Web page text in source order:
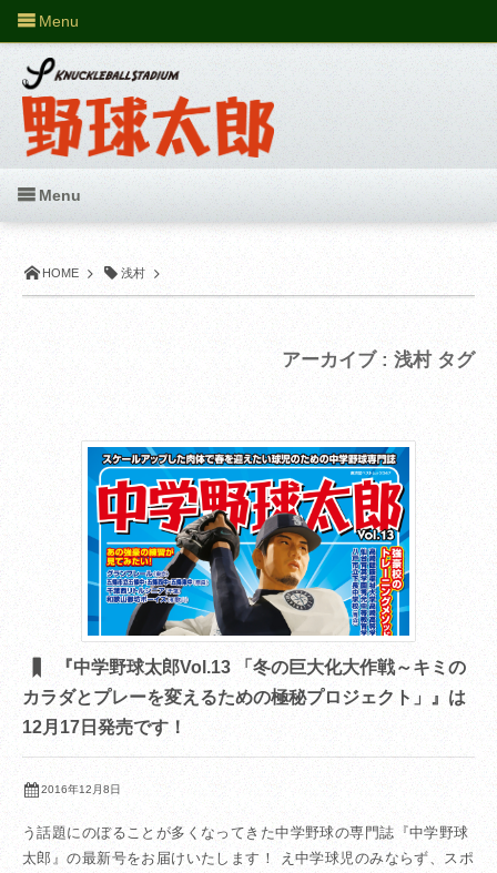
HOME 浅村
アーカイブ : 浅村 タグ
『中学野球太郎Vol.13 「冬の巨大化大作戦～キミの
カラダとプレーを変えるための極秘プロジェクト」』は
12月17日発売です！
2016年12月8日
う話題にのぼることが多くなってきた中学野球の専門誌『中学野球
太郎』の最新号をお届けいたします！ え中学球児のみならず、スポ
Menu
Menu